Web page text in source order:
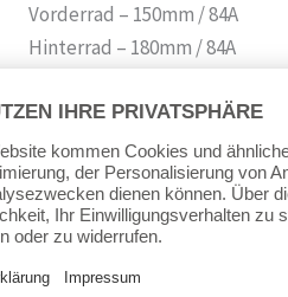
Vorderrad – 150mm / 84A
Hinterrad – 180mm / 84A
Kugellager: ABEC 7
Reifen : Urethan, ultraleichte
Höchstgewicht: 100kg
Achtung:
CM Größen beachten!